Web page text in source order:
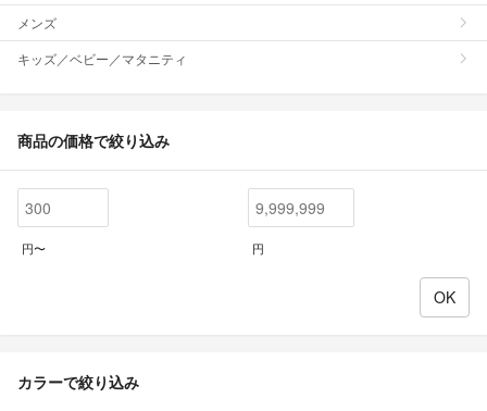
メンズ
キッズ／ベビー／マタニティ
商品の価格で絞り込み
円〜 円
カラーで絞り込み